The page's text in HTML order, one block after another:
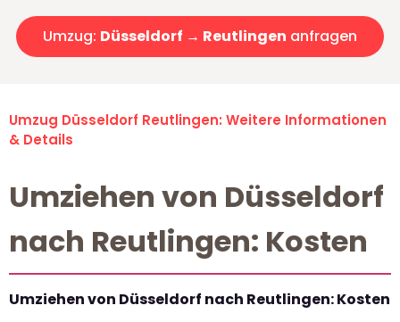
Umzug: Düsseldorf → Reutlingen anfragen
Umzug Düsseldorf Reutlingen: Weitere Informationen
& Details
Umziehen von Düsseldorf
nach Reutlingen: Kosten
Umziehen von Düsseldorf nach Reutlingen: Kosten